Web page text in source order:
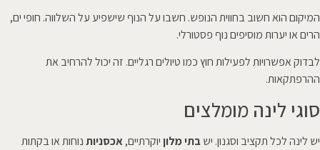
המיקום הוא חשוב בחווית הנופש. חשבו על הנוף שישפיע על השלווה. חופי ים,
הרים או יערות מוסיפים נוף פסטורלי.
לבדוק אפשרויות לפעילות חוץ כמו טיולים רגליים. זה יכול להרחיב את
ההרפתקאות.
סוגי לינה מומלצים
יש לינה לכל תקציב וסגנון. ישבתי מלון יוקרתיים, אכסניותנוחות או בקתות